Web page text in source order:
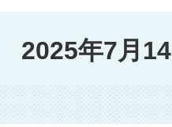
2025年7月14